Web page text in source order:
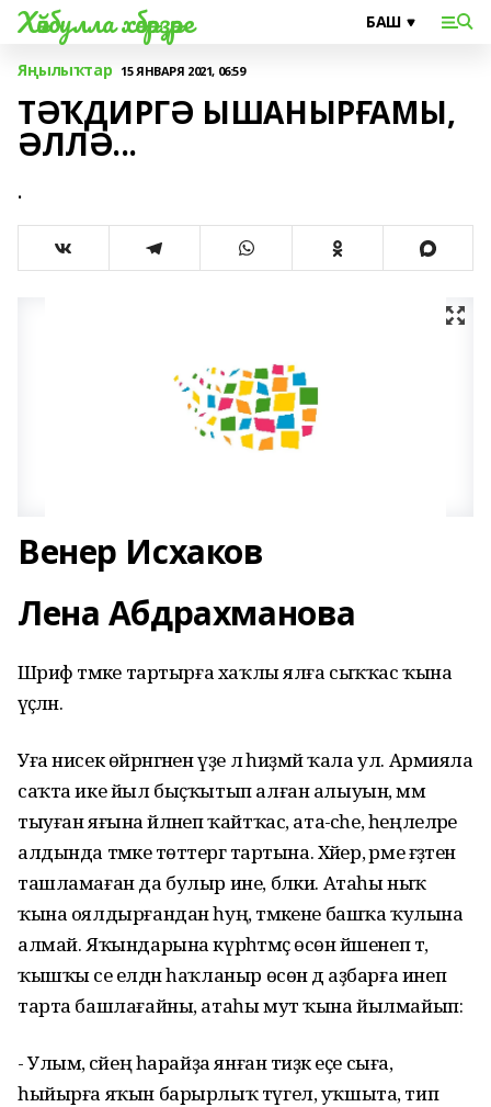
Хәйбулла хәбәрҙәре
Яңылыҡтар 15 ЯНВАРЯ 2021, 06:59
ТӘҠДИРГӘ ЫШАНЫРҒАМЫ,
ӘЛЛӘ...
.
Венер Исхаков
Лена Абдрахманова
Шәриф тәмәке тартырға хаҡлы ялға сыҡҡас ҡына
әүәҫләнә.
Уға нисек өйрәнгәнен үҙе лә һиҙмәй ҡала ул. Армияла
саҡта ике йыл быҫҡытып алған алыуын, әммә
тыуған яғына әйләнеп ҡайтҡас, ата-әсәһе, һеңлеләре
алдында тәмәке төтәтергә тартына. Хәйер, әрме ғәҙәтен
ташламаған да булыр ине, бәлки. Атаһы ныҡ
ҡына оялдырғандан һуң, тәмәкене башҡа ҡулына
алмай. Яҡындарына күрһәтмәҫ өсөн йәшенеп тә,
ҡышҡы әсе елдән һаҡланыр өсөн дә аҙбарға инеп
тарта башлағайны, атаһы мут ҡына йылмайып:
- Улым, әсәйең һарайҙа янған тиҙәк еҫе сыға,
һыйырға яҡын барырлыҡ түгел, уҡшыта, тип